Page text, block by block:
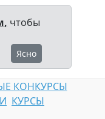
чтобы
Ясно
КОНКУРСЫ
КУРСЫ